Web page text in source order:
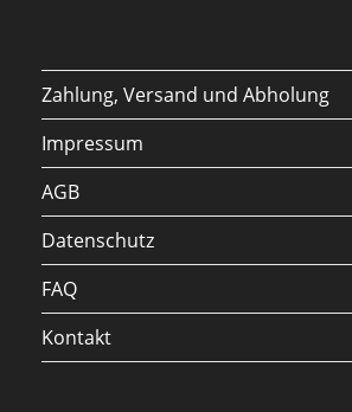
Zahlung, Versand und Abholung
Impressum
AGB
Datenschutz
FAQ
Kontakt